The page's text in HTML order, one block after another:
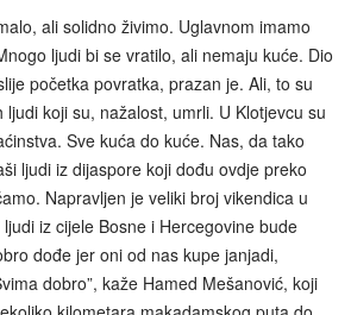
ali solidno živimo. Uglavnom imamo
ljudi bi se vratilo, ali nemaju kuće. Dio
početka povratka, prazan je. Ali, to su
koji su, nažalost, umrli. U Klotjevcu su
Sve kuća do kuće. Nas, da tako
ljudi iz dijaspore koji dođu ovdje preko
Napravljen je veliki broj vikendica u
iz cijele Bosne i Hercegovine bude
dođe jer oni od nas kupe janjadi,
dobro”, kaže Hamed Mešanović, koji